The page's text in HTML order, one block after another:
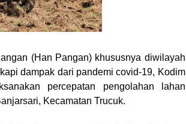
(Han Pangan) khususnya diwilayah
dampak dari pandemi covid-19, Kodim
percepatan pengolahan lahan
Kecamatan Trucuk.